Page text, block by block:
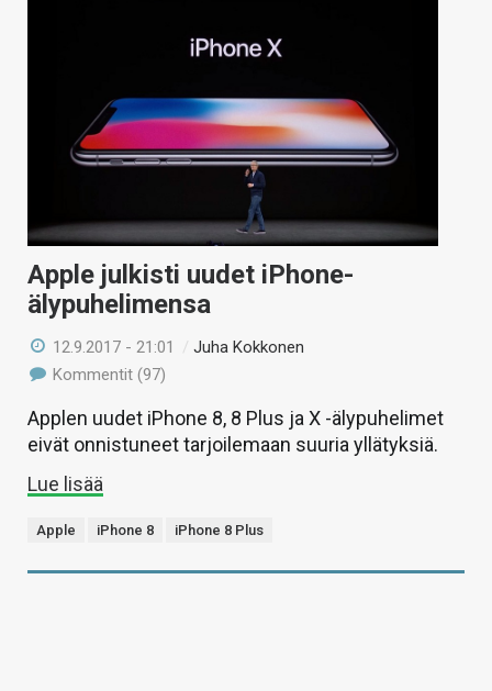
Apple julkisti uudet iPhone-
älypuhelimensa
12.9.2017 - 21:01 /Juha Kokkonen
Kommentit (97)
Applen uudet iPhone 8, 8 Plus ja X -älypuhelimet
eivät onnistuneet tarjoilemaan suuria yllätyksiä.
Lue lisää
Apple iPhone 8 iPhone 8 Plus